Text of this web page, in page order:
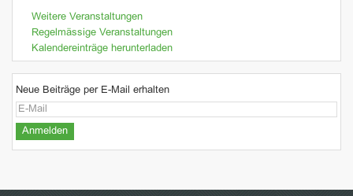
Weitere Veranstaltungen
Regelmässige Veranstaltungen
Kalendereinträge herunterladen
Neue Beiträge per E-Mail erhalten